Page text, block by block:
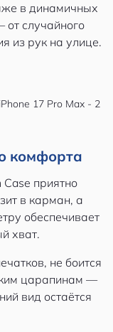
в динамичных
случайного
из рук на улице.
комфорта
приятно
в карман, а
обеспечивает
хват.
не боится
царапинам —
вид остаётся